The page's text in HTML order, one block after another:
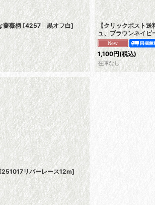
薔薇柄 [4257 黒オフ白] 【クリックポスト
ュ、ブラウンネイビ
1,100円(税込)
在庫なし
[251017リバーレース12m]